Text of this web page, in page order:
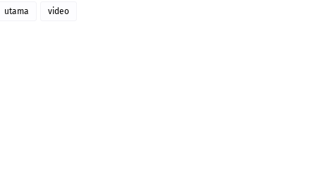
utama video